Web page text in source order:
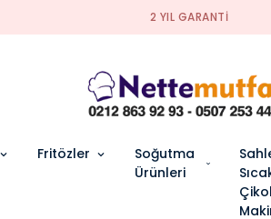
2 YIL GARANTI
Fritözler
Soğutma
Ürünleri